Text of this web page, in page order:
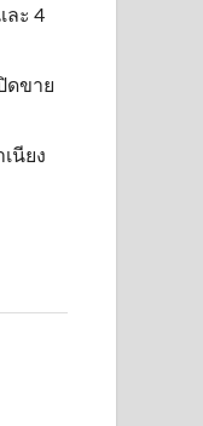
ละ 4
ดขาย
นียง